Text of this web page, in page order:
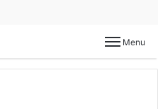
Menu